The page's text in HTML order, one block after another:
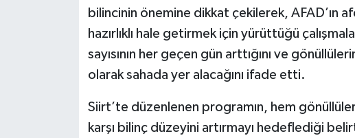
bilincinin önemine dikkat çekilerek, AFAD’ın
hazırlıklı hale getirmek için yürüttüğü
sayısının her geçen gün arttığını ve
olarak sahada yer alacağını ifade etti.
Siirt’te düzenlenen programın, hem
karşı bilinç düzeyini artırmayı hedeflediği